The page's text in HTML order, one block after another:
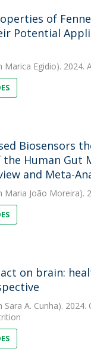
of
Potential
Marica Egidio). 2024.
Biosensors
Human Gut
and Meta-
Maria João Moreira).
on brain:
Sara A. Cunha). 2024.